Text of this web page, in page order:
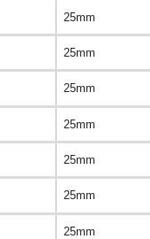
25mm
25mm
25mm
25mm
25mm
25mm
25mm